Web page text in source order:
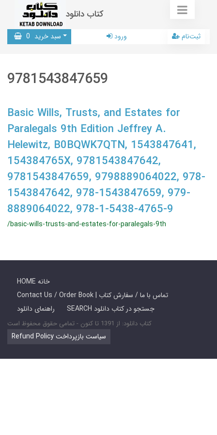
کتاب دانلود
سبد خرید 0 ورود ثبت‌نام
9781543847659
Basic Wills, Trusts, and Estates for
Paralegals 9th Edition Jeffrey A.
Helewitz, B0BQWK7QTN, 1543847641,
154384765X, 9781543847642,
9781543847659, 9798889064022, 978-
1543847642, 978-1543847659, 979-
8889064022, 978-1-5438-4765-9
/basic-wills-trusts-and-estates-for-paralegals-9th
HOME خانه
Contact Us / Order Book | تماس با ما / سفارش کتاب
راهنمای دانلود
SEARCH جستجو در کتاب دانلود
کتاب دانلود: از 1391 تا کنون - تمامی حقوق محفوظ است
Refund Policy سیاست بازپرداخت